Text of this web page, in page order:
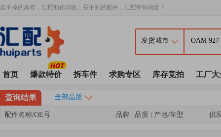
卖不掉的库存，汇配助你消化；买不到的配件，汇配帮你搞定！
首页 爆款特价 拆车件 求购专区 库存竞拍 工厂大
查询结果 全部品质
配件名称/OE号 品牌 | 品质 | 产地/车型 供